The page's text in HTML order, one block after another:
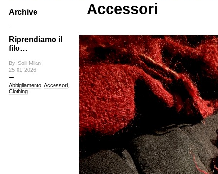
Archive Accessori
Riprendiamo il
filo…
By: Soili Milan
25-01-2026
Abbigliamento, Accessori,
Clothing